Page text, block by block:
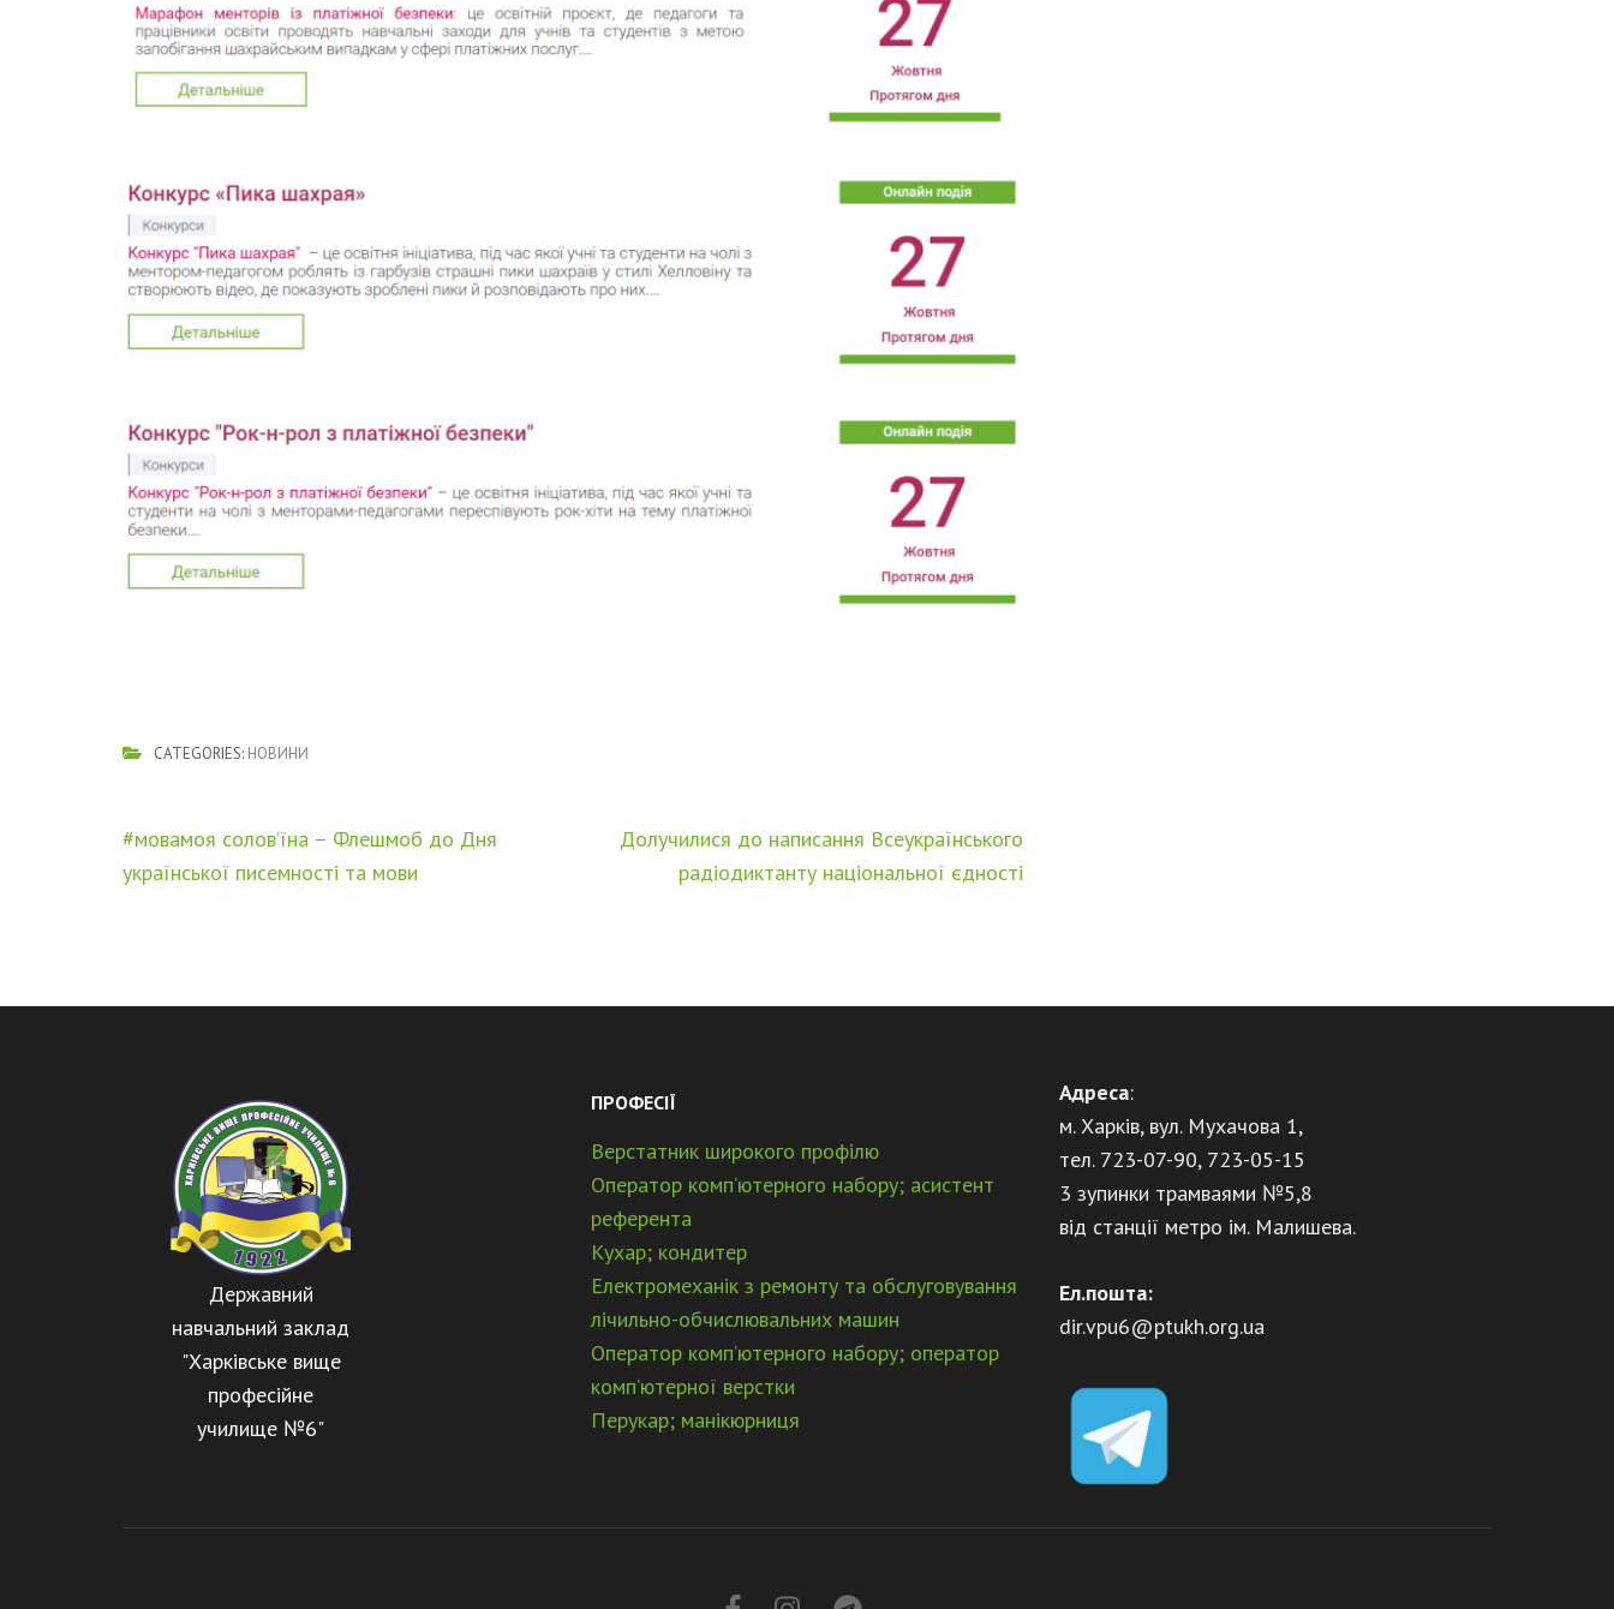
CATEGORIES: НОВИНИ
Навігація
записів
#мовамоя солов’їна – Флешмоб до Дня
української писемності та мови
Долучилися до написання Всеукраїнського
радіодиктанту національної єдності
Державний
навчальний заклад
"Харківське вище
професійне
училище №6"
ПРОФЕСІЇ
Верстатник широкого профілю
Оператор комп’ютерного набору; асистент
референта
Кухар; кондитер
Електромеханік з ремонту та обслуговування
лічильно-обчислювальних машин
Оператор комп’ютерного набору; оператор
комп’ютерної верстки
Перукар; манікюрниця
Адреса:
м. Харків, вул. Мухачова 1,
тел. 723-07-90, 723-05-15
3 зупинки трамваями №5,8
від станції метро ім. Малишева.
Ел.пошта:
dir.vpu6@ptukh.org.ua